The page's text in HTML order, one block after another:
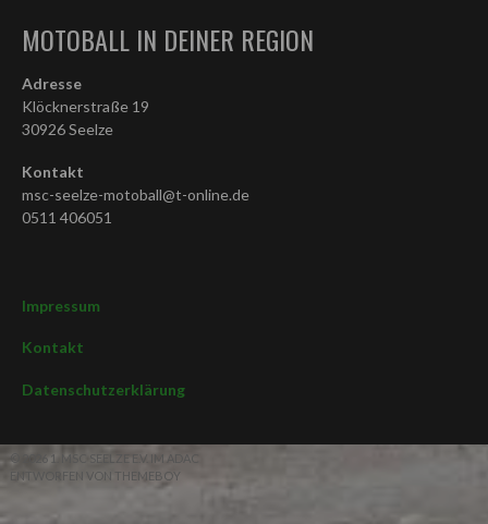
MOTOBALL IN DEINER REGION
Adresse
Klöcknerstraße 19
30926 Seelze
Kontakt
msc-seelze-motoball@t-online.de
0511 406051
Impressum
Kontakt
Datenschutzerklärung
© 2026 1. MSC SEELZE E.V. IM ADAC
ENTWORFEN VON THEMEBOY